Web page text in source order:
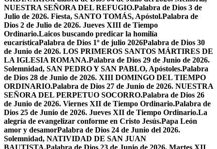
NUESTRA SEÑORA DEL REFUGIO.Palabra de Dios 3 de
Julio de 2026. Fiesta, SANTO TOMÁS, Apóstol.Palabra de
Dios 2 de Julio de 2026. Jueves XIII de Tiempo
Ordinario.Laicos buscando predicar la homilía
eucarísticaPalabra de Dios 1º de julio 2026Palabra de Dios 30
de Junio de 2026. LOS PRIMEROS SANTOS MÁRTIRES DE
LA IGLESIA ROMANA.Palabra de Dios 29 de Junio de 2026.
Solemnidad, SAN PEDRO Y SAN PABLO, Apóstoles.Palabra
de Dios 28 de Junio de 2026. XIII DOMINGO DEL TIEMPO
ORDINARIO.Palabra de Dios 27 de Junio de 2026. NUESTRA
SEÑORA DEL PERPETUO SOCORRO.Palabra de Dios 26
de Junio de 2026. Viernes XII de Tiempo Ordinario.Palabra de
Dios 25 de Junio de 2026. Jueves XII de Tiempo Ordinario.La
alegría de evangelizar conforme en Cristo Jesús.Papa León
amor y desamorPalabra de Dios 24 de Junio del 2026.
Solemnidad, NATIVIDAD DE SAN JUAN